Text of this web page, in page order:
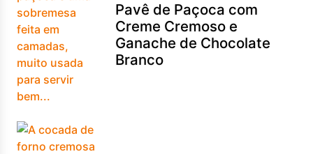
Pavê de Paçoca com
Creme Cremoso e
Ganache de Chocolate
Branco